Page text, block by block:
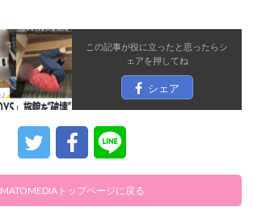
この記事が役に立ったと思ったらシ
ェアを押してね
シェア
MATOMEDIAトップページに戻る